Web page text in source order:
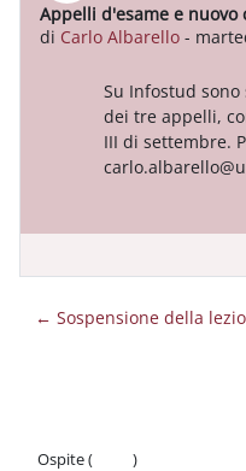
Appelli d'esame e nuovo
di Carlo Albarello -
Numero di risposte: 0
Su Infostud
dei tre appelli,
III di settembre.
← Sospensione della
Ospite (
)